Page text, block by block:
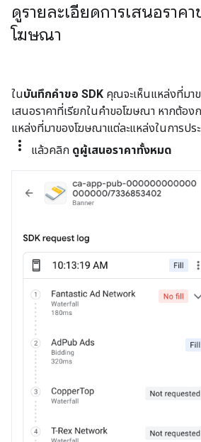
ดูรายละเอียดการเสนอราค
โฆษณา
ในบันทึกคำขอ SDK คุณจะเห็นแหล่งที่มา
เสนอราคาที่เรียกในคำขอโฆษณา หากต้อง
แหล่งที่มาของโฆษณาแต่ละแหล่งในการประ
more_vert แล้วคลิก ดูผู้เสนอราคาทั้งหมด